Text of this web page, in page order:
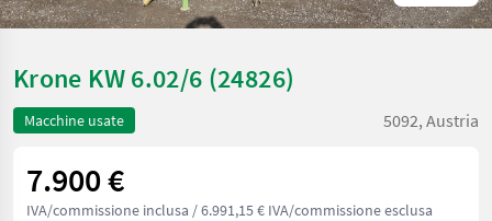
Krone KW 6.02/6 (24826)
Macchine usate 5092, Austria
7.900 €
IVA/commissione inclusa / 6.991,15 € IVA/commissione esclusa